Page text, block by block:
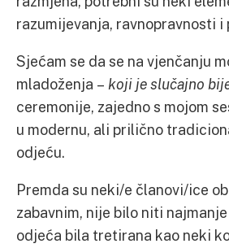
razumijevanja, ravnopravnosti i
Sjećam se da se na vjenčanju
mladoženja – koji je slučajno
ceremonije, zajedno s mojom
u modernu, ali prilično
odjeću.
Premda su neki/e članovi/ice
zabavnim, nije bilo niti
odjeća bila tretirana kao neki